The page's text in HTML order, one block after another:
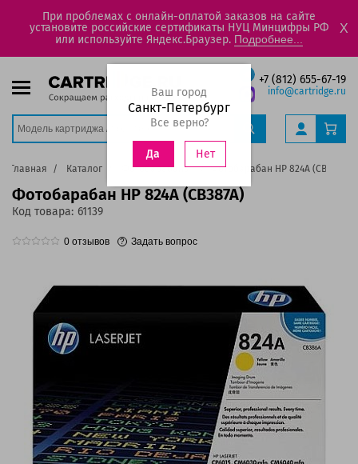
При проблемах с онлайн-оплатой заказов на сайте
установите российские сертификаты НУЦ Минцифры РФ
или используйте Яндекс.Браузер. Подробнее...
X
+7 (812) 655-67-19
info@cartridge.ru
Ваш город
Санкт-Петербург
Все верно?
Да Нет
Главная Каталог Фотобарабаны Фотобарабан HP 824A (CB387A)
Фотобарабан HP 824A (CB387A)
Код товара: 61139
0 отзывов Задать вопрос